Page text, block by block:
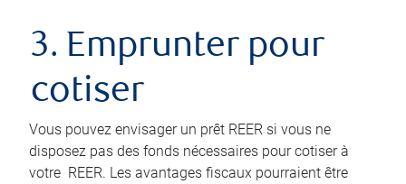
3. Emprunter pour
cotiser
Vous pouvez envisager un prêt REER si vous ne
disposez pas des fonds nécessaires pour cotiser à
votre REER. Les avantages fiscaux pourraient être